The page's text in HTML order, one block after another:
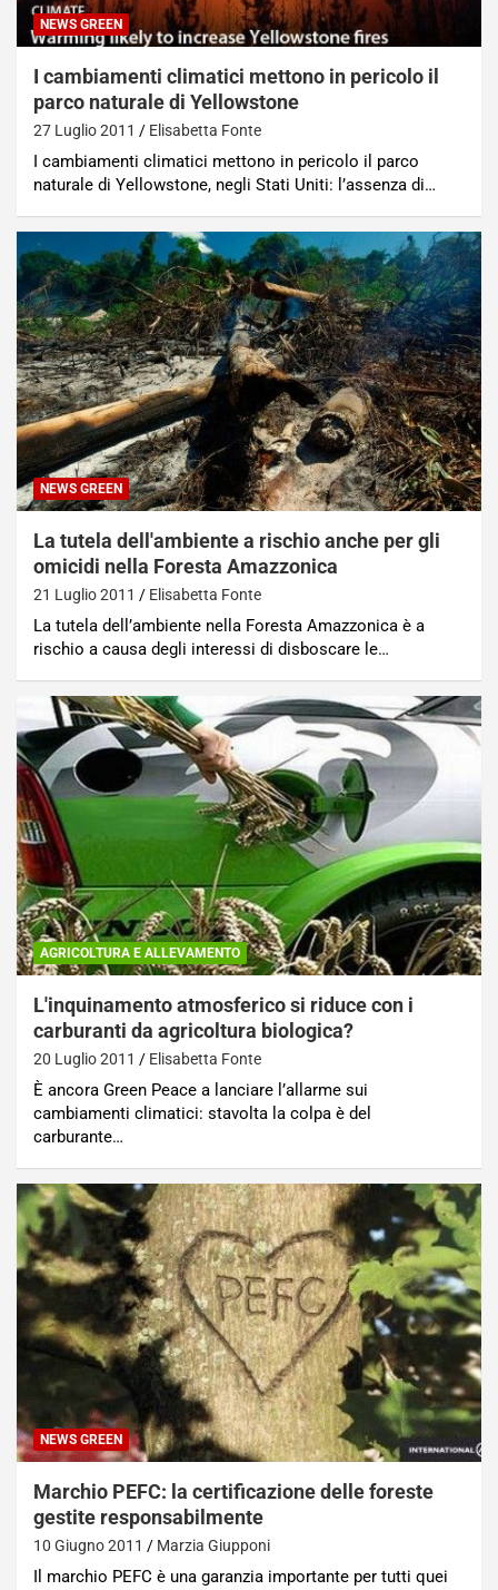
NEWS GREEN
I cambiamenti climatici mettono in pericolo il
parco naturale di Yellowstone
27 Luglio 2011 Elisabetta Fonte
I cambiamenti climatici mettono in pericolo il parco
naturale di Yellowstone, negli Stati Uniti: l’assenza di…
NEWS GREEN
La tutela dell'ambiente a rischio anche per gli
omicidi nella Foresta Amazzonica
21 Luglio 2011 Elisabetta Fonte
La tutela dell’ambiente nella Foresta Amazzonica è a
rischio a causa degli interessi di disboscare le…
AGRICOLTURA E ALLEVAMENTO
L'inquinamento atmosferico si riduce con i
carburanti da agricoltura biologica?
20 Luglio 2011 Elisabetta Fonte
È ancora Green Peace a lanciare l’allarme sui
cambiamenti climatici: stavolta la colpa è del
carburante…
NEWS GREEN
Marchio PEFC: la certificazione delle foreste
gestite responsabilmente
10 Giugno 2011 Marzia Giupponi
Il marchio PEFC è una garanzia importante per tutti quei